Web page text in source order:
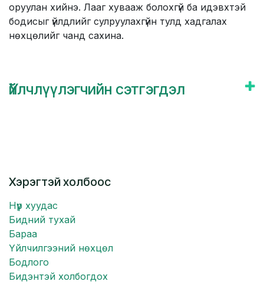
оруулан хийнэ. Лааг хувааж болохгүй ба идэвхтэй
бодисыг үйлдлийг сулруулахгүйн тулд хадгалах
нөхцөлийг чанд сахина.
Үйлчлүүлэгчийн сэтгэгдэл
Хэрэгтэй холбоос
Нүүр хуудас
Бидний тухай
Бараа
Үйлчилгээний нөхцөл
Бодлого
Бидэнтэй холбогдох